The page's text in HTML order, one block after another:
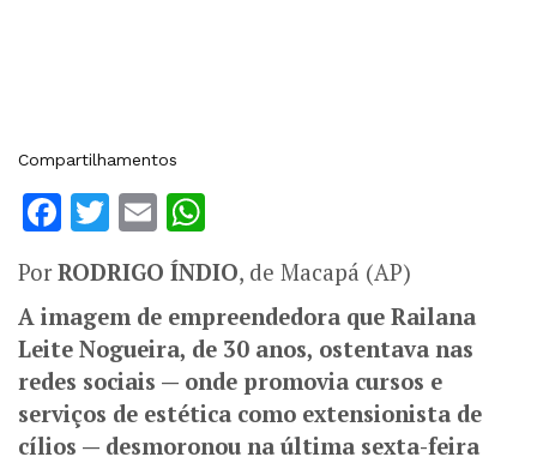
Compartilhamentos
Facebook
Twitter
Email
PorRODRIGO ÍNDIO, de Macapá (AP)
A imagem de empreendedora que Railana
Leite Nogueira, de 30 anos, ostentava nas
redes sociais — onde promovia cursos e
serviços de estética como extensionista de
cílios — desmoronou na última sexta-feira